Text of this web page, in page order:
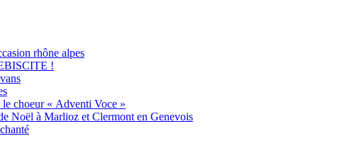
rhône alpes
!
choeur « Adventi Voce »
Noël à Marlioz et Clermont en Genevois